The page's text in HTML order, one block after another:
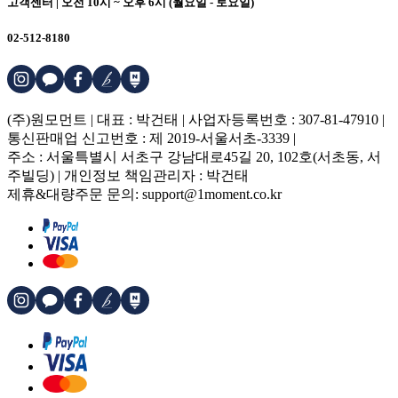
02-512-8180
(주)원모먼트 | 대표 : 박건태 | 사업자등록번호 : 307-81-47910 |
통신판매업 신고번호 : 제 2019-서울서초-3339 |
주소 : 서울특별시 서초구 강남대로45길 20, 102호(서초동, 서
주빌딩) | 개인정보 책임관리자 : 박건태
제휴&대량주문 문의: support@1moment.co.kr